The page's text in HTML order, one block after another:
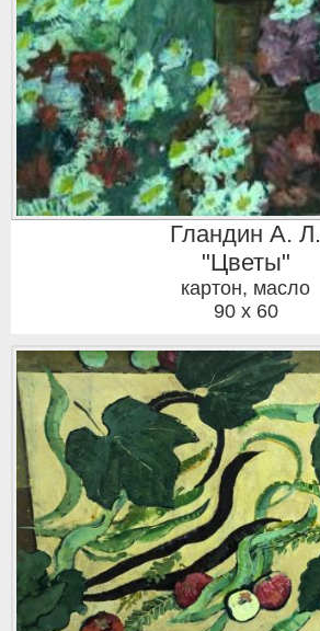
Гландин А. Л.
"Цветы"
картон, масло
90 x 60